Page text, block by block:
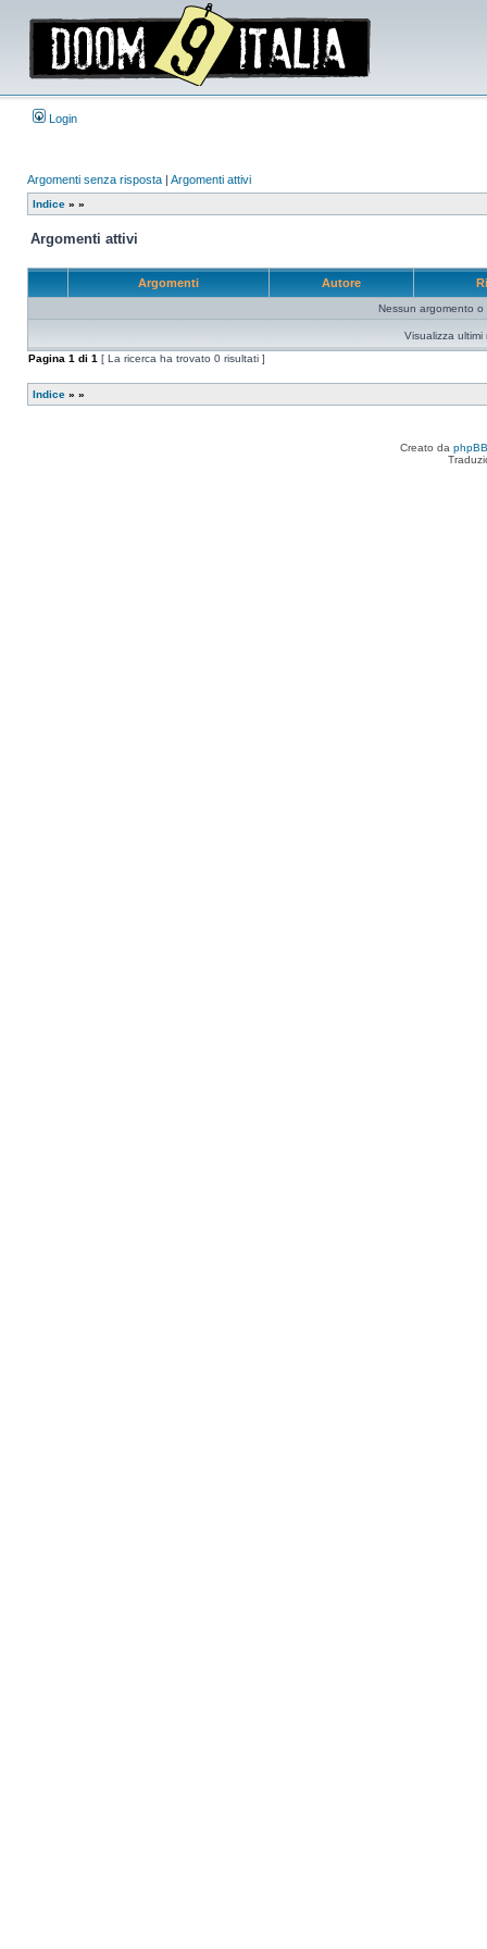
Login
Argomenti senza risposta | Argomenti attivi
Indice » »
Argomenti attivi
Argomenti Autore
Nessun argomento o
Visualizza ultimi
Pagina 1 di 1 [ La ricerca ha trovato 0 risultati ]
Indice » »
Creato da phpBB